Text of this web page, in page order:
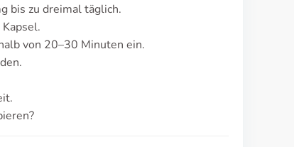
bis zu dreimal täglich.
von 20–30 Minuten ein.